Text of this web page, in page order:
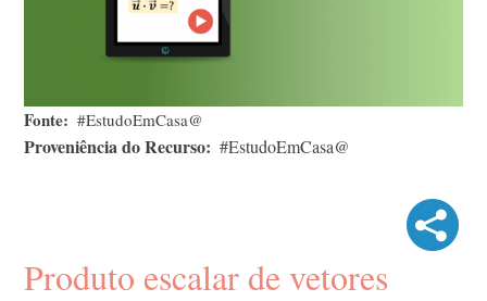
Fonte #EstudoEmCasa@
Proveniência do Recurso #EstudoEmCasa@
Produto escalar de vetores